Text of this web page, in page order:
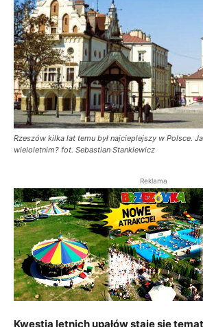
Rzeszów kilka lat temu był najcieplejszy w Polsce.
wieloletnim? fot. Sebastian Stankiewicz
Reklama
Kwestia letnich upałów staje się